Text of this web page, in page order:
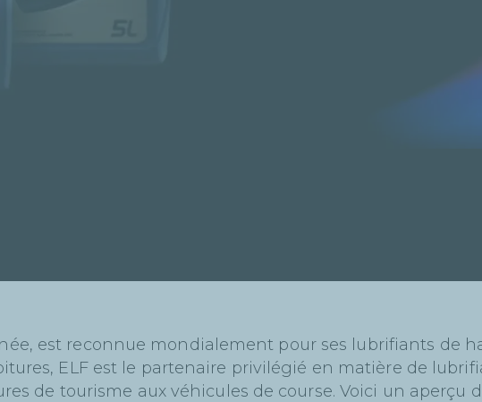
est reconnue mondialement pour ses lubrifiants de
ELF est le partenaire privilégié en matière de
de tourisme aux véhicules de course. Voici un aperçu